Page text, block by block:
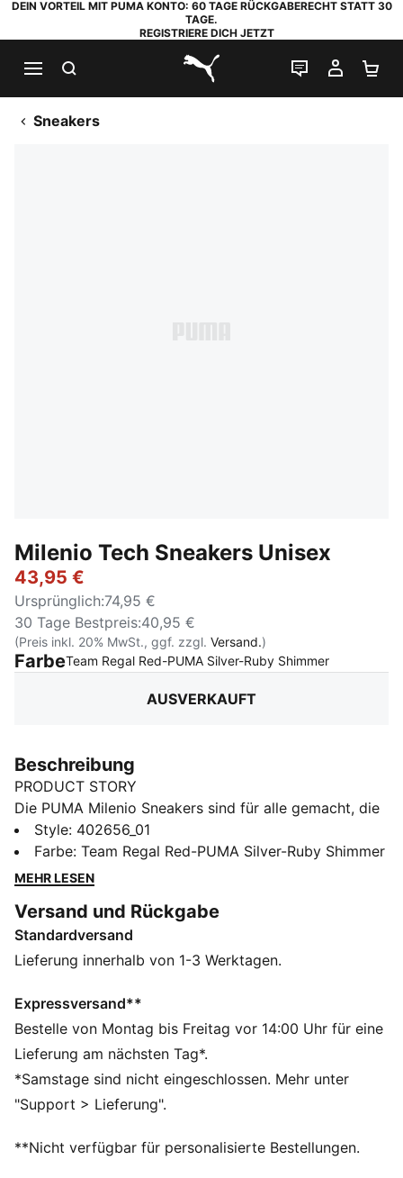
DEIN VORTEIL MIT PUMA KONTO: 60 TAGE RÜCKGABERECHT STATT 30
TAGE.
REGISTRIERE DICH JETZT
PUMA.com
LIVE-CHAT
MEIN
Sneakers
Milenio Tech Sneakers Unisex
43,95 €
Ursprünglich:74,95 €
30 Tage Bestpreis:40,95 €
(Preis inkl. 20% MwSt., ggf. zzgl. Versand.)
FarbeTeam Regal Red-PUMA Silver-Ruby Shimmer:
AUSVERKAUFT
Beschreibung
PRODUCT STORY
Die PUMA Milenio Sneakers sind für alle gemacht, die
ein futuristisches Design suchen. Mit ihrer bequemen
Passform sind diese Sneakers perfekt für alle, die
immer in Bewegung sind. Ganz egal, ob du in der
verbringst – der Milenio bringt eine sportliche Note in
deinen Look.
FEATURES + VORTEILE
die dank der extradicken Ferse für eine weiche
Dämpfung sorgt
IMEVA: Material von PUMA für ein leichtes und
komfortables Tragegefühl
DETAILS
Breite: Regulär
Verschluss: Schnürsenkel
Style: 402656_01
Farbe: Team Regal Red-PUMA Silver-Ruby Shimmer
MEHR LESEN
Versand und Rückgabe
Standardversand
Lieferung innerhalb von 1-3 Werktagen.
Expressversand**
Bestelle von Montag bis Freitag vor 14:00 Uhr für eine
Lieferung am nächsten Tag*.
*Samstage sind nicht eingeschlossen. Mehr unter
"Support > Lieferung".
**Nicht verfügbar für personalisierte Bestellungen.